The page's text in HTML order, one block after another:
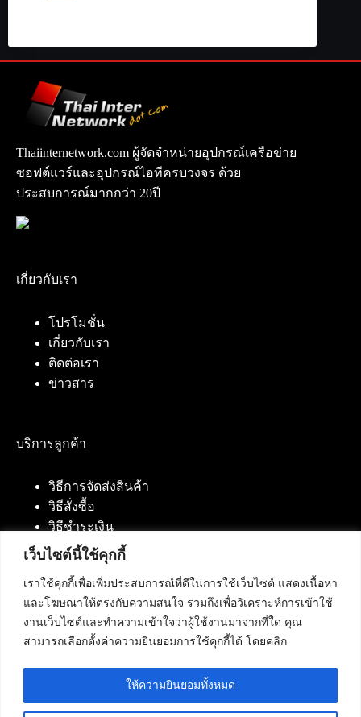
เว็บไซต์นี้ใช้คุกกี้
เราใช้คุกกี้เพื่อเพิ่มประสบการณ์ที่ดีในการใช้เว็บไซต์ แสดงเนื้อหา
และโฆษณาให้ตรงกับความสนใจ รวมถึงเพื่อวิเคราะห์การเข้าใช้
งานเว็บไซต์และทำความเข้าใจว่าผู้ใช้งานมาจากที่ใด คุณ
สามารถเลือกตั้งค่าความยินยอมการใช้คุกกี้ได้ โดยคลิก
ให้ความยินยอมทั้งหมด
Thaiinternetwork.com ผู้จัดจำหน่ายอุปกรณ์เครือข่าย
ซอฟต์แวร์และอุปกรณ์ไอทีครบวงจร ด้วย
ประสบการณ์มากกว่า 20ปี
เกี่ยวกับเรา
โปรโมชั่น
เกี่ยวกับเรา
ติดต่อเรา
ข่าวสาร
บริการลูกค้า
วิธีการจัดส่งสินค้า
วิธีสั่งซื้อ
วิธีชำระเงิน
ติดต่อเรา
บริษัท เน็ทฟิวชั่น คอมมิวนิเคชั่น จำกัด 420/94 ถนน
นัมเบอร์วัน-ราม 2 แขวงดอกไม้, เขตประเวศ
กรุงเทพมหานคร 10250
โทรศัพท์ :084-553-4055,086-309-5259,